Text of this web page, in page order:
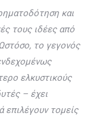
και
τους ιδέες από
το γεγονός
ελκυστικούς
– έχει
επιλέγουν τομείς